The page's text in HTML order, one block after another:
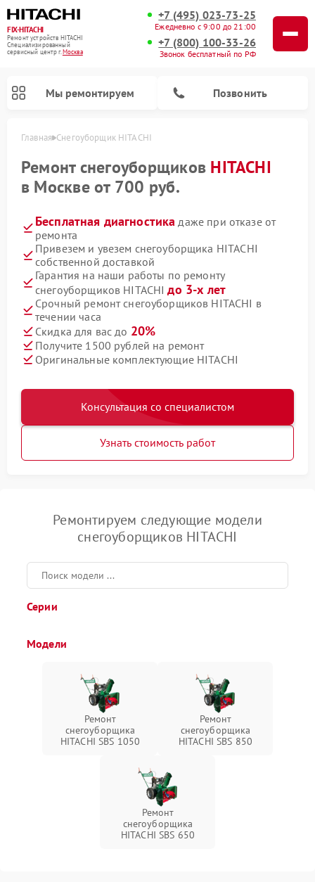
FIX-HITACHI
Ремонт устройств HITACHI
Специализированный
cервисный центр г.Москва
+7 (495) 023-73-25
Ежедневно с 9:00 до 21:00
+7 (800) 100-33-26
Звонок бесплатный по РФ
Мы ремонтируем Позвонить
Главная Снегоуборщик HITACHI
Ремонт снегоуборщиков HITACHI
в Москве от 700 руб.
Бесплатная диагностика даже при отказе от
ремонта
Привезем и увезем снегоуборщика HITACHI
собственной доставкой
Гарантия на наши работы по ремонту
снегоуборщиков HITACHIдо 3-х лет
Срочный ремонт снегоуборщиков HITACHI в
течении часа
Скидка для вас до 20%
Получите 1500 рублей на ремонт
Оригинальные комплектующие HITACHI
Консультация со специалистом
Узнать стоимость работ
Ремонтируем следующие модели
снегоуборщиков HITACHI
Серии
Модели
Ремонт
снегоуборщика
HITACHI SBS 1050
Ремонт
снегоуборщика
HITACHI SBS 850
Ремонт
снегоуборщика
HITACHI SBS 650